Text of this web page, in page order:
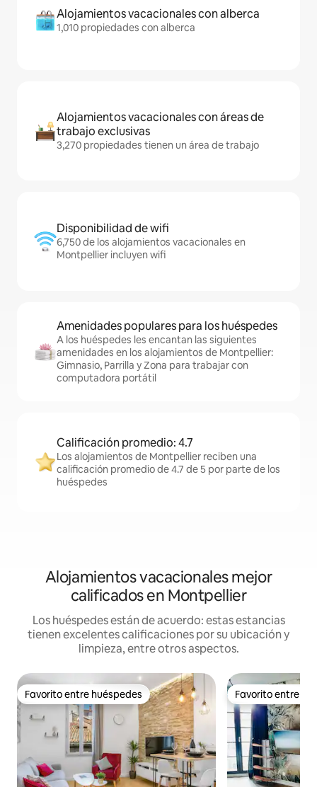
Alojamientos vacacionales con alberca
1,010 propiedades con alberca
Alojamientos vacacionales con áreas de
trabajo exclusivas
3,270 propiedades tienen un área de trabajo
Disponibilidad de wifi
6,750 de los alojamientos vacacionales en
Montpellier incluyen wifi
Amenidades populares para los huéspedes
A los huéspedes les encantan las siguientes
amenidades en los alojamientos de Montpellier:
Gimnasio, Parrilla y Zona para trabajar con
computadora portátil
Calificación promedio: 4.7
Los alojamientos de Montpellier reciben una
calificación promedio de 4.7 de 5 por parte de los
huéspedes
Alojamientos vacacionales mejor
calificados en Montpellier
Los huéspedes están de acuerdo: estas estancias
tienen excelentes calificaciones por su ubicación y
limpieza, entre otros aspectos.
Favorito entre huéspedes
Favorito entre huéspedes Favorito entre
Favorito entre